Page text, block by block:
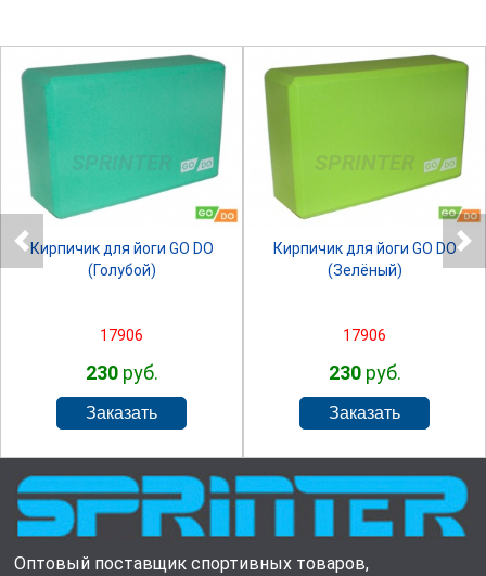
SPRINTER
Кирпичик для йоги GO DO
(Голубой)
17906
230руб.
SPRINTER
Кирпичик для йоги GO DO
(Зелёный)
17906
230руб.
Оптовый поставщик спортивных товаров,